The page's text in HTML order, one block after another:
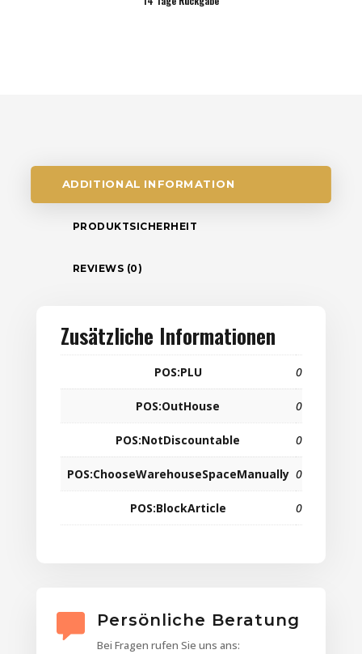
ADDITIONAL INFORMATION
PRODUKTSICHERHEIT
REVIEWS (0)
Zusätzliche Informationen
POS:PLU 0
POS:OutHouse 0
POS:NotDiscountable 0
POS:ChooseWarehouseSpaceManually 0
POS:BlockArticle 0
Persönliche Beratung
Bei Fragen rufen Sie uns ans: